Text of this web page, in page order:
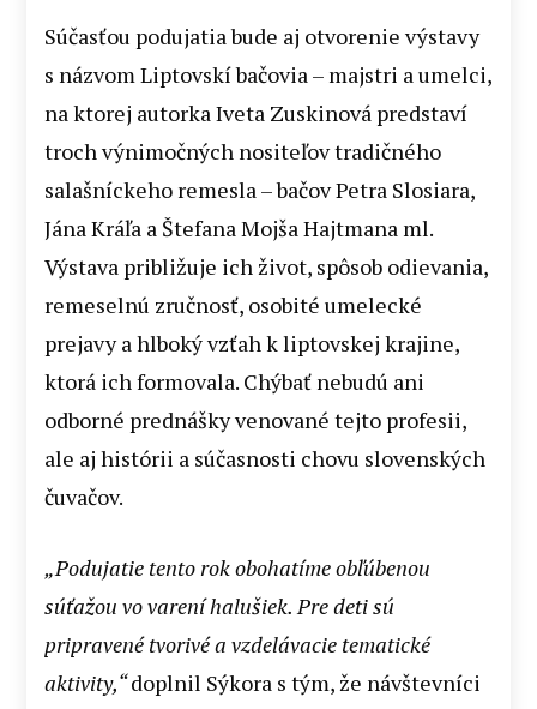
Súčasťou podujatia bude aj otvorenie výstavy
s názvom Liptovskí bačovia – majstri a umelci,
na ktorej autorka Iveta Zuskinová predstaví
troch výnimočných nositeľov tradičného
salašníckeho remesla – bačov Petra Slosiara,
Jána Kráľa a Štefana Mojša Hajtmana ml.
Výstava približuje ich život, spôsob odievania,
remeselnú zručnosť, osobité umelecké
prejavy a hlboký vzťah k liptovskej krajine,
ktorá ich formovala. Chýbať nebudú ani
odborné prednášky venované tejto profesii,
ale aj histórii a súčasnosti chovu slovenských
čuvačov.
„Podujatie tento rok obohatíme obľúbenou
súťažou vo varení halušiek. Pre deti sú
pripravené tvorivé a vzdelávacie tematické
aktivity,“doplnil Sýkora s tým, že návštevníci